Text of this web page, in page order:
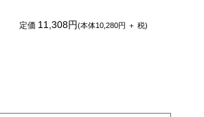
定価 11,308円(本体10,280円 ＋ 税)